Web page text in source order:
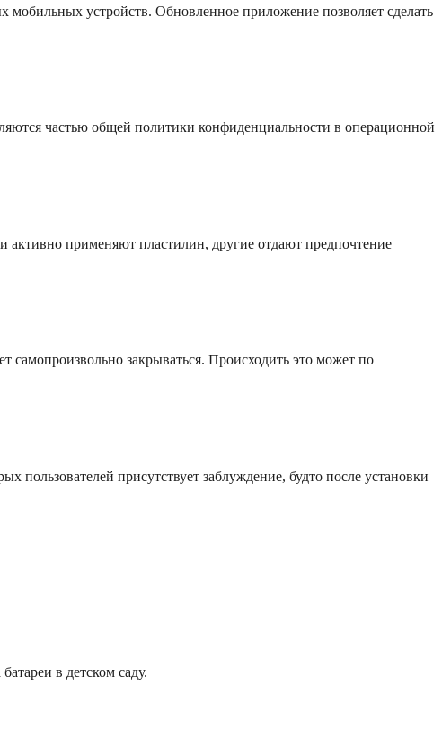
устройств. Обновленное приложение позволяет сделать
частью общей политики конфиденциальности в операционной
активно применяют пластилин, другие отдают предпочтение
закрываться. Происходить это может по
пользователей присутствует заблуждение, будто после установки
в детском саду.